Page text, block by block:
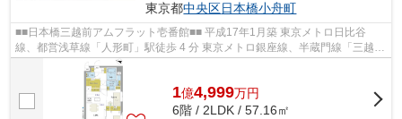
東京都中央区日本橋小舟町
■■日本橋三越前アムフラット壱番館■■ 平成17年1月築 東京メトロ日比谷
線、都営浅草線「人形町」駅徒歩 4 分 東京メトロ銀座線、半蔵門線「三越
前」駅徒歩 6 分 東京メトロ銀座線、東...
1億4,999万円
6階 / 2LDK / 57.16㎡